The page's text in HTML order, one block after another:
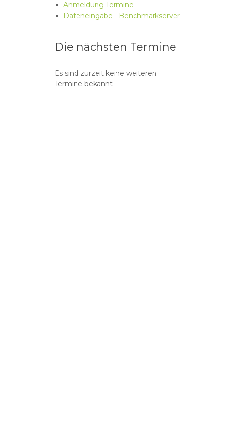
Anmeldung Termine
Dateneingabe - Benchmarkserver
Die nächsten Termine
Es sind zurzeit keine weiteren
Termine bekannt